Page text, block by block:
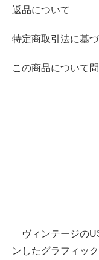
返品について
特定商取引法に基
この商品について
ヴィンテージの
ンしたグラフィッ